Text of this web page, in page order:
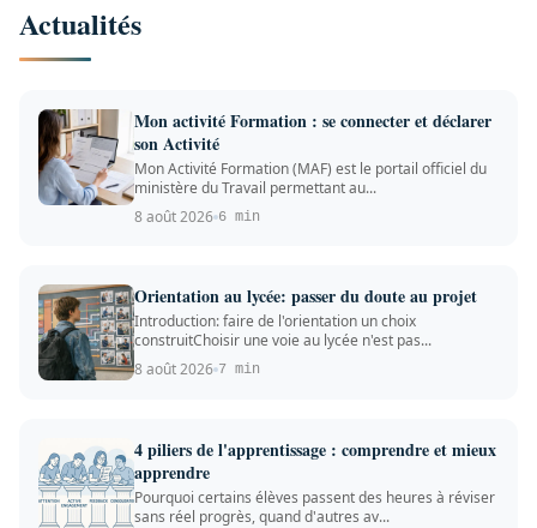
Actualités
Mon activité Formation : se connecter et déclarer
son Activité
Mon Activité Formation (MAF) est le portail officiel du
ministère du Travail permettant au...
8 août 2026 6 min
Orientation au lycée: passer du doute au projet
Introduction: faire de l'orientation un choix
construitChoisir une voie au lycée n'est pas...
8 août 2026 7 min
4 piliers de l'apprentissage : comprendre et mieux
apprendre
Pourquoi certains élèves passent des heures à réviser
sans réel progrès, quand d'autres av...